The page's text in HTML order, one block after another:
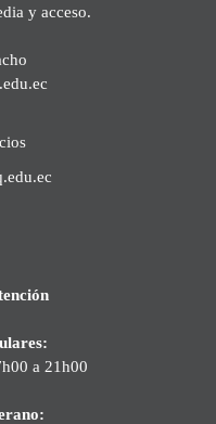
y acceso.
a 21h00